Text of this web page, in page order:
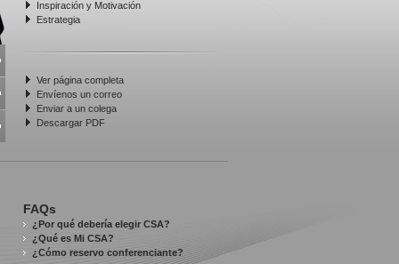
Inspiración y Motivación
Estrategia
Ver página completa
Envíenos un correo
Enviar a un colega
Descargar PDF
FAQs
¿Por qué debería elegir CSA?
¿Qué es Mi CSA?
¿Cómo reservo conferenciante?